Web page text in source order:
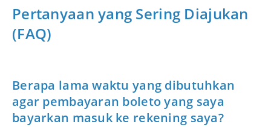
Pertanyaan yang Sering Diajukan
(FAQ)
Berapa lama waktu yang dibutuhkan
agar pembayaran boleto yang saya
bayarkan masuk ke rekening saya?